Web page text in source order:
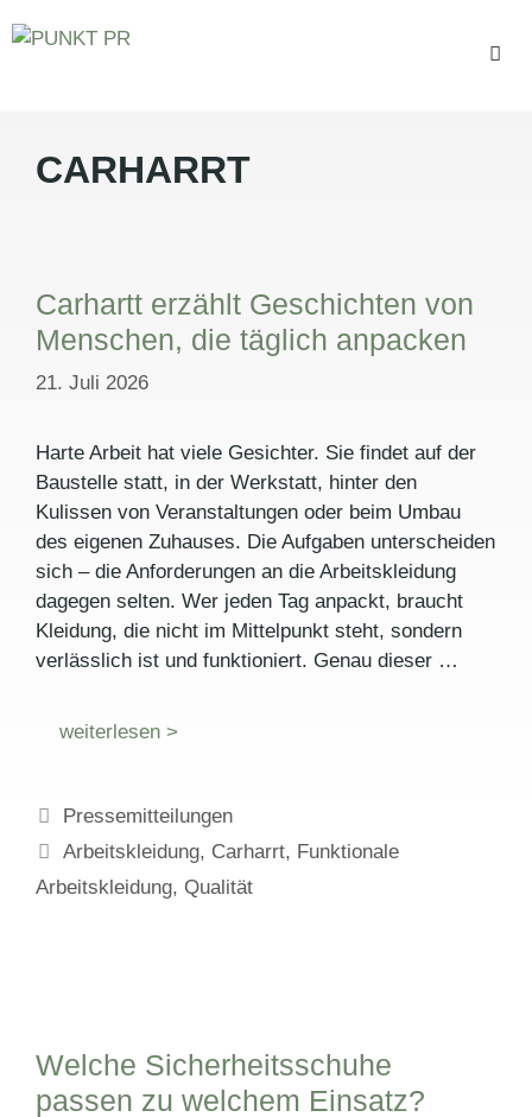
Inhalt
CARHARRT
Carhartt erzählt Geschichten von
Menschen, die täglich anpacken
21. Juli 2026
Harte Arbeit hat viele Gesichter. Sie findet auf der
Baustelle statt, in der Werkstatt, hinter den
Kulissen von Veranstaltungen oder beim Umbau
des eigenen Zuhauses. Die Aufgaben unterscheiden
sich – die Anforderungen an die Arbeitskleidung
dagegen selten. Wer jeden Tag anpackt, braucht
Kleidung, die nicht im Mittelpunkt steht, sondern
verlässlich ist und funktioniert. Genau dieser …
weiterlesen >
Kategorien
Pressemitteilungen
Schlagwörter
Arbeitskleidung, Carharrt, Funktionale
Arbeitskleidung, Qualität
Welche Sicherheitsschuhe
passen zu welchem Einsatz?